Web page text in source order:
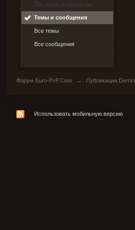
По пользователю
Темы и сообщения
Все темы
Все сообщения
Форум Euro-PvP.Com → Публикации
Использовать мобильную версию